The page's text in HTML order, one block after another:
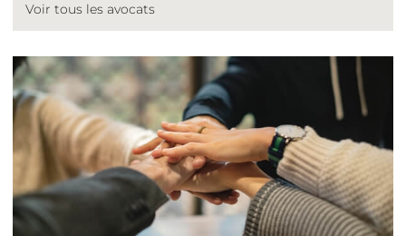
Voir tous les avocats